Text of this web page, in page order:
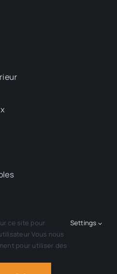
ce site pour
Vous nous
pour utiliser des
Settings